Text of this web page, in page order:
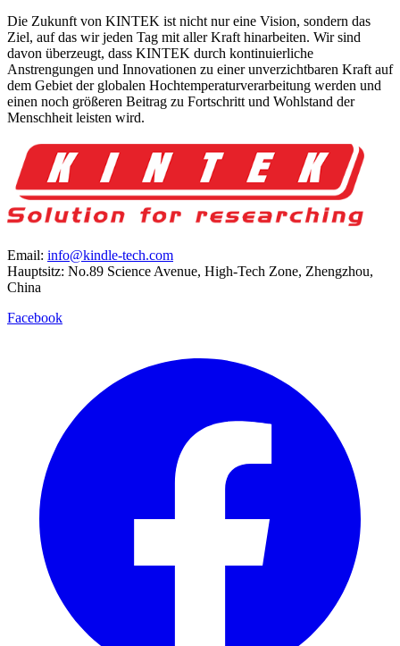
Die Zukunft von KINTEK ist nicht nur eine Vision, sondern das
Ziel, auf das wir jeden Tag mit aller Kraft hinarbeiten. Wir sind
davon überzeugt, dass KINTEK durch kontinuierliche
Anstrengungen und Innovationen zu einer unverzichtbaren Kraft auf
dem Gebiet der globalen Hochtemperaturverarbeitung werden und
einen noch größeren Beitrag zu Fortschritt und Wohlstand der
Menschheit leisten wird.
Email: info@kindle-tech.com
Hauptsitz: No.89 Science Avenue, High-Tech Zone, Zhengzhou,
China
Facebook